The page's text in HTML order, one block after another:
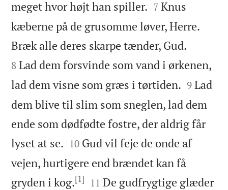
meget hvor højt han spiller. 

7 Knus
kæberne på de grusomme løver, Herre.
Bræk alle deres skarpe tænder, Gud.
8 Lad dem forsvinde som vand i ørkenen,
lad dem visne som græs i tørtiden. 

9 Lad
dem blive til slim som sneglen, lad dem
ende som dødfødte fostre, der aldrig får
lyset at se. 

10 Gud vil feje de onde af
vejen, hurtigere end brændet kan få
gryden i kog.[1] 

11 De gudfrygtige glæder